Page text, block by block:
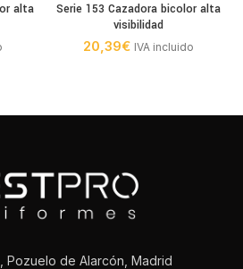
alta
Serie 153 Cazadora bicolor alta
visibilidad
20,39€ IVA incluido
Pozuelo de Alarcón, Madrid